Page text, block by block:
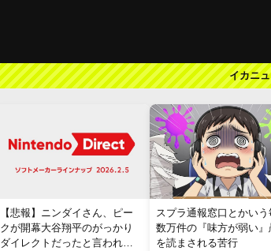
イカニ
【悲報】ニンダイさん、ピー
クが開幕大谷翔平のがっかり
ダイレクトだったと言われて
スプラ通報窓口とかいう
数万件の『味方が弱い』
を読まされる苦行